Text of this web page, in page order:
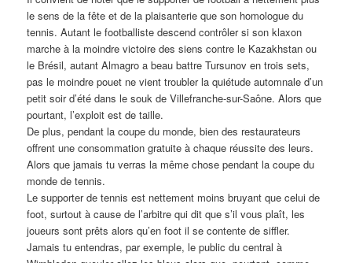
le sens de la fête et de la plaisanterie que son homologue du
tennis. Autant le footballiste descend contrôler si son klaxon
marche à la moindre victoire des siens contre le Kazakhstan ou
le Brésil, autant Almagro a beau battre Tursunov en trois sets,
pas le moindre pouet ne vient troubler la quiétude automnale d’un
petit soir d’été dans le souk de Villefranche-sur-Saône. Alors que
pourtant, l’exploit est de taille.
De plus, pendant la coupe du monde, bien des restaurateurs
offrent une consommation gratuite à chaque réussite des leurs.
Alors que jamais tu verras la même chose pendant la coupe du
monde de tennis.
Le supporter de tennis est nettement moins bruyant que celui de
foot, surtout à cause de l’arbitre qui dit que s’il vous plaît, les
joueurs sont prêts alors qu’en foot il se contente de siffler.
Jamais tu entendras, par exemple, le public du central à